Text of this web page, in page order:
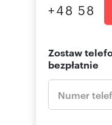
+48 58
Zostaw
bezpłatnie